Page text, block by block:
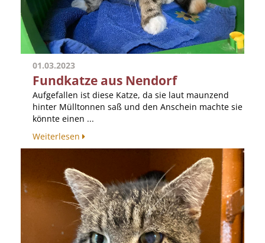
01.03.2023
Fundkatze aus Nendorf
Aufgefallen ist diese Katze, da sie laut maunzend
hinter Mülltonnen saß und den Anschein machte sie
könnte einen ...
Weiterlesen